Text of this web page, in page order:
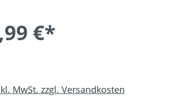
€*
MwSt. zzgl. Versandkosten